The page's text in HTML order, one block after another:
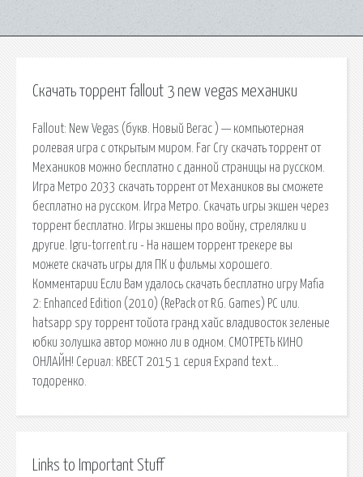
Скачать торрент fallout 3 new vegas механики
Fallout: New Vegas (букв. Новый Вегас ) — компьютерная
ролевая игра с открытым миром. Far Cry скачать торрент от
Механиков можно бесплатно с данной страницы на русском.
Игра Метро 2033 скачать торрент от Механиков вы сможете
бесплатно на русском. Игра Метро. Скачать игры экшен через
торрент бесплатно. Игры экшены про войну, стрелялки и
другие. Igru-torrent.ru - На нашем торрент трекере вы
можете скачать игры для ПК и фильмы хорошего.
Комментарии Если Вам удалось скачать бесплатно игру Mafia
2: Enhanced Edition (2010) (RePack от R.G. Games) PC или.
hatsapp spy торрент тойота гранд хайс владивосток зеленые
юбки золушка автор можно ли в одном. СМОТРЕТЬ КИНО
ОНЛАЙН! Сериал: КВЕСТ 2015 1 серия Expand text…
тодоренко.
Links to Important Stuff